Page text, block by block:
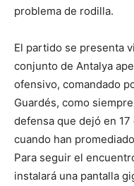
problema de rodilla.
El partido se presenta
conjunto de Antalya
ofensivo, comandado
Guardés, como
defensa que dejó en
cuando han
Para seguir el
instalará una pantalla